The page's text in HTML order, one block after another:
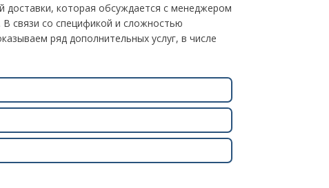
которая обсуждается с менеджером
связи со спецификой и сложностью
ряд дополнительных услуг, в числе